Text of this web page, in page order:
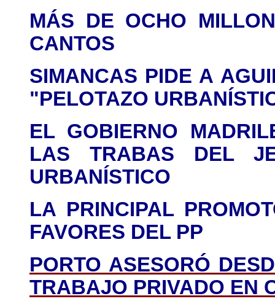
MÁS DE OCHO
CANTOS
SIMANCAS PIDE A
"PELOTAZO
EL GOBIERNO
LAS TRABAS DEL
URBANÍSTICO
LA PRINCIPAL
FAVORES DEL PP
PORTO ASESORÓ
TRABAJO PRIVADO EN